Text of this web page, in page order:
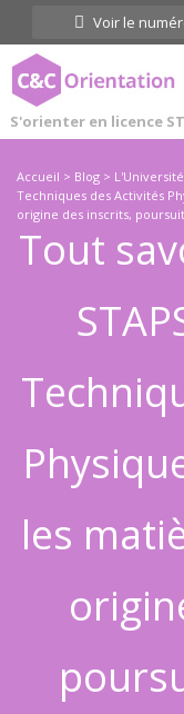
Voir le
S'orienter en licence
Accueil > Blog > L'Université
Techniques des Activités
origine des inscrits,
Tout
les
Cookies management